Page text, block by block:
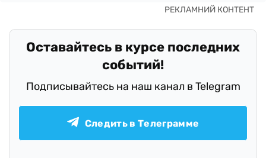
Оставайтесь в курсе последних
событий!
Подписывайтесь на наш канал в Telegram
Следить в Телеграмме